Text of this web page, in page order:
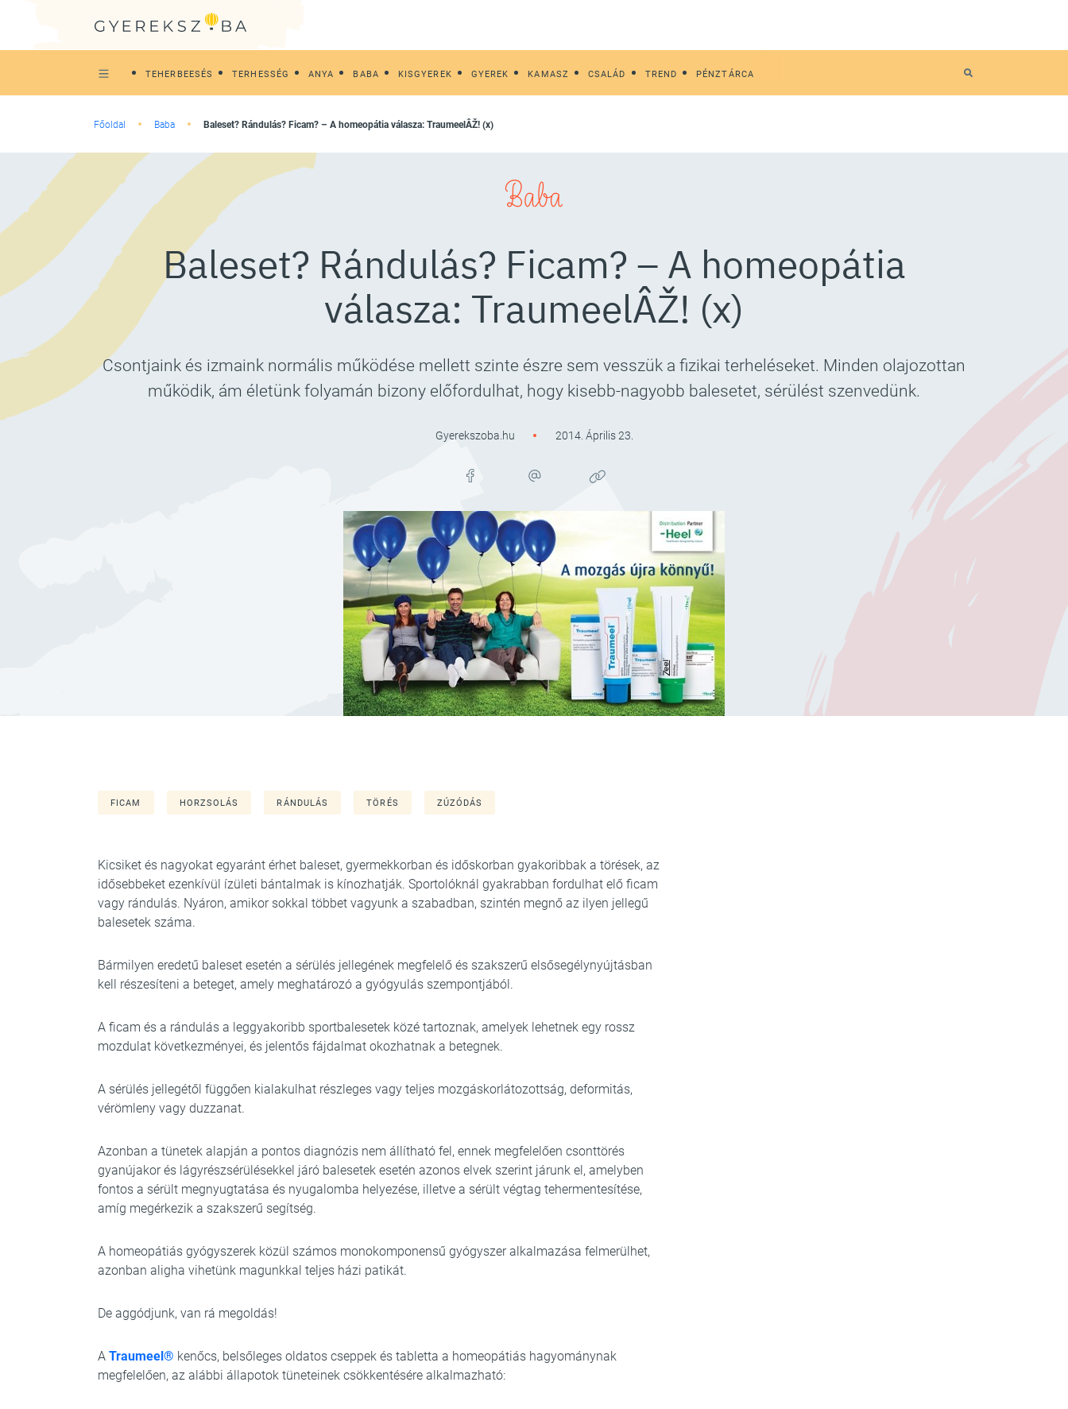
TEHERBEESÉS TERHESSÉG ANYA BABA KISGYEREK GYEREK KAMASZ CSALÁD TREND PÉNZTÁRCA
Főoldal Baba Baleset? Rándulás? Ficam? – A homeopátia válasza: TraumeelÂŽ! (x)
Baba
Baleset? Rándulás? Ficam? – A homeopátia
válasza: TraumeelÂŽ! (x)
Csontjaink és izmaink normális működése mellett szinte észre sem vesszük a fizikai terheléseket. Minden olajozottan
működik, ám életünk folyamán bizony előfordulhat, hogy kisebb-nagyobb balesetet, sérülést szenvedünk.
Gyerekszoba.hu 2014. Április 23.
FICAM HORZSOLÁS RÁNDULÁS TÖRÉS ZÚZÓDÁS
Kicsiket és nagyokat egyaránt érhet baleset, gyermekkorban és időskorban gyakoribbak a törések, az
idősebbeket ezenkívül ízületi bántalmak is kínozhatják. Sportolóknál gyakrabban fordulhat elő ficam
vagy rándulás. Nyáron, amikor sokkal többet vagyunk a szabadban, szintén megnő az ilyen jellegű
balesetek száma.
Bármilyen eredetű baleset esetén a sérülés jellegének megfelelő és szakszerű elsősegélynyújtásban
kell részesíteni a beteget, amely meghatározó a gyógyulás szempontjából.
A ficam és a rándulás a leggyakoribb sportbalesetek közé tartoznak, amelyek lehetnek egy rossz
mozdulat következményei, és jelentős fájdalmat okozhatnak a betegnek.
A sérülés jellegétől függően kialakulhat részleges vagy teljes mozgáskorlátozottság, deformitás,
vérömleny vagy duzzanat.
Azonban a tünetek alapján a pontos diagnózis nem állítható fel, ennek megfelelően csonttörés
gyanújakor és lágyrészsérülésekkel járó balesetek esetén azonos elvek szerint járunk el, amelyben
fontos a sérült megnyugtatása és nyugalomba helyezése, illetve a sérült végtag tehermentesítése,
amíg megérkezik a szakszerű segítség.
A homeopátiás gyógyszerek közül számos monokomponensű gyógyszer alkalmazása felmerülhet,
azonban aligha vihetünk magunkkal teljes házi patikát.
De aggódjunk, van rá megoldás!
A Traumeel® kenőcs, belsőleges oldatos cseppek és tabletta a homeopátiás hagyománynak
megfelelően, az alábbi állapotok tüneteinek csökkentésére alkalmazható: